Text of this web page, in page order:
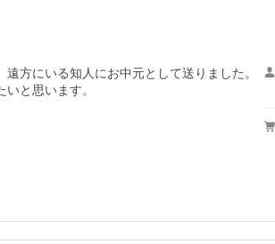
方にいる知人にお中元として送りました。
と思います。